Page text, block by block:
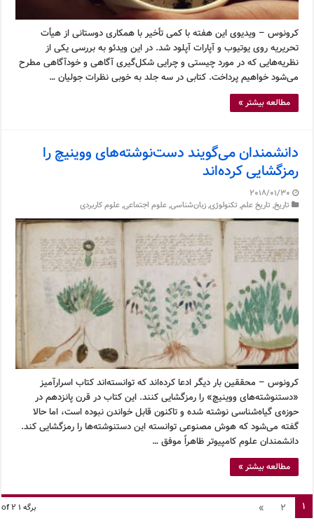
کرونوس – ویدیوی این هفته با کمی تأخیر با همکاری دوستانی از هیأت
تحریریه روی یوتیوب و آپارات آپلود شد. در این ویدئو به بررسی یکی از
نظریه‌هایی که در مورد چیستی و چرایی شکل‌گیری آگاهی و خودآگاهی مطرح
می‌شود خواهیم پرداخت. کتابی در سه جلد به خوبی نظرات جولیان …
مطالعه بیشتر »
دانشمندان می‌گویند دست‌نوشته‌های ووینیچ را
رمزگشایی کرده‌اند
2018/01/30
تاریخ, تاریخ علم, تکنولوژی,زبان‌شناسی,علوم اجتماعی,علوم کاربردی
کرونوس – محققین بار دیگر ادعا کرده‌اند که توانسته‌اند کتاب اسرارآمیز
«دستنوشته‌های ووینیچ» را رمزگشایی کنند. این کتاب در قرن پانزدهم در
حوزه‌ی گیاه‌شناسی نوشته شده و تاکنون قابل خواندن نبوده است، اما حالا
گفته می‌شود که هوش مصنوعی توانسته این دستنوشته‌ها را رمزگشایی کند.
دانشمندان علوم کامپیوتر ظاهراً موفق …
مطالعه بیشتر »
برگه 1 of 2 1
2
»